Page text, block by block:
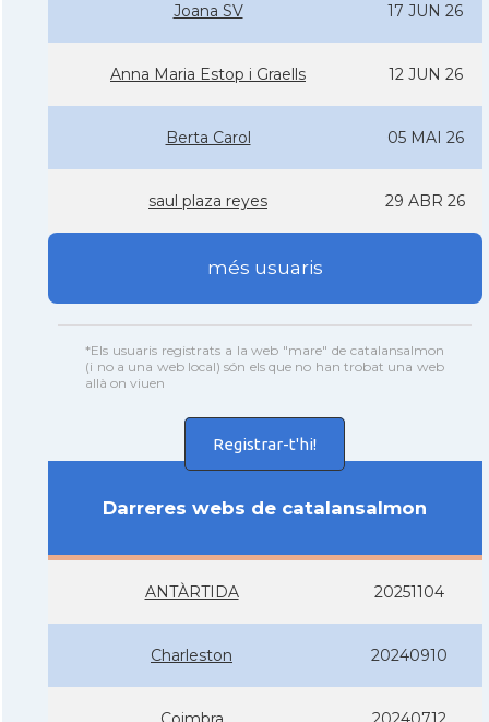
Joana SV 17 JUN 26
Anna Maria Estop i Graells 12 JUN 26
Berta Carol 05 MAI 26
saul plaza reyes 29 ABR 26
més usuaris
*Els usuaris registrats a la web "mare" de catalansalmon
(i no a una web local) són els que no han trobat una web
allà on viuen
Registrar-t'hi!
Darreres webs de catalansalmon
ANTÀRTIDA 20251104
Charleston 20240910